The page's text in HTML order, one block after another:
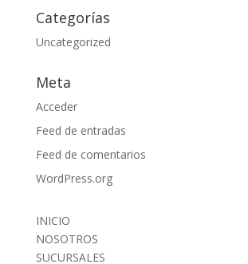
Categorías
Uncategorized
Meta
Acceder
Feed de entradas
Feed de comentarios
WordPress.org
INICIO
NOSOTROS
SUCURSALES